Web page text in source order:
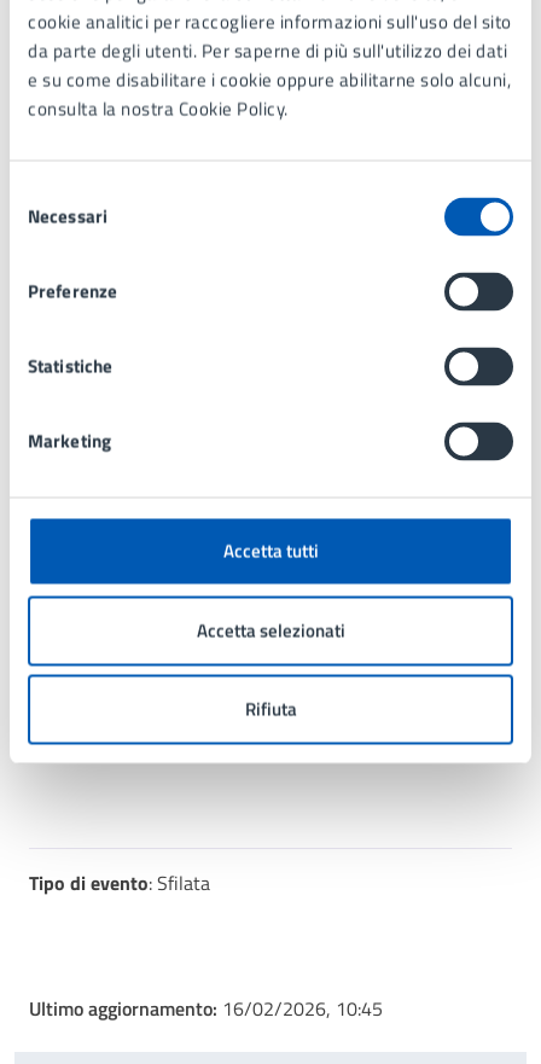
cookie analitici per raccogliere informazioni sull'uso del sito
da parte degli utenti. Per saperne di più sull'utilizzo dei dati
e su come disabilitare i cookie oppure abilitarne solo alcuni,
consulta la nostra Cookie Policy.
delNecessari
Preferenze
Statistiche
Marketing
Accetta tutti
Accetta selezionati
Rifiuta
Manifesto Carnevale 2026 (PDF 334.16 kB)
Contatti
Servizi Culturali e Museo
Telefono:
Con il supporto di:
Servizi Culturali e Museo
Via Gramsci 21, Lissone (MB), 20851
Tipo di evento: Sfilata
Ultimo aggiornamento: 16/02/2026, 10:45